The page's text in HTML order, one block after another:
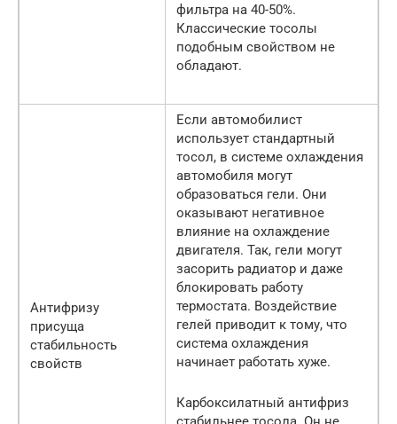
фильтра на 40-50%.
Классические тосолы
подобным свойством не
обладают.
Антифризу
присуща
стабильность
свойств
Если автомобилист
использует стандартный
тосол, в системе охлаждения
автомобиля могут
образоваться гели. Они
оказывают негативное
влияние на охлаждение
двигателя. Так, гели могут
засорить радиатор и даже
блокировать работу
термостата. Воздействие
гелей приводит к тому, что
система охлаждения
начинает работать хуже.
Карбоксилатный антифриз